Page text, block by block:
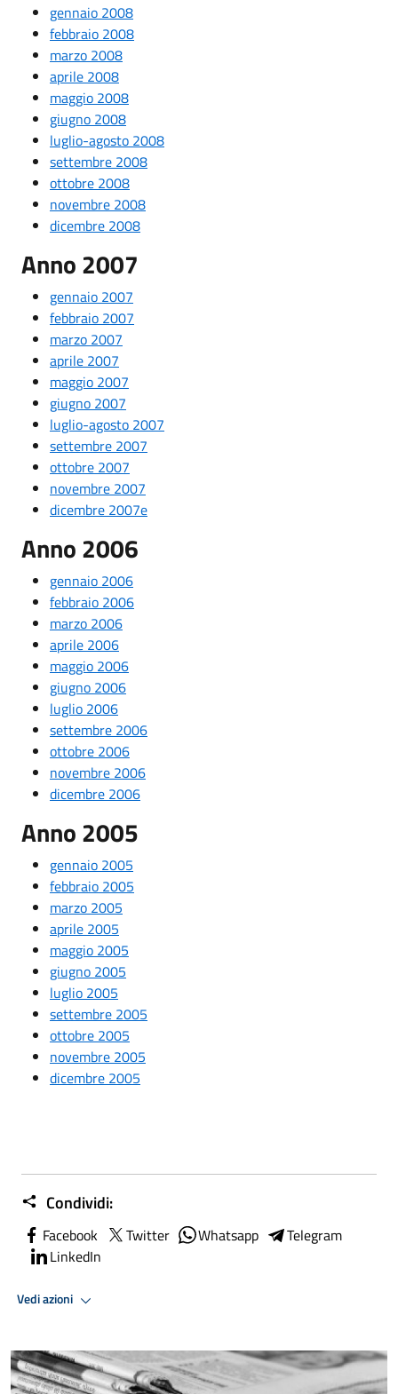
gennaio 2008
febbraio 2008
marzo 2008
aprile 2008
maggio 2008
giugno 2008
luglio-agosto 2008
settembre 2008
ottobre 2008
novembre 2008
dicembre 2008
Anno 2007
gennaio 2007
febbraio 2007
marzo 2007
aprile 2007
maggio 2007
giugno 2007
luglio-agosto 2007
settembre 2007
ottobre 2007
novembre 2007
dicembre 2007e
Anno 2006
gennaio 2006
febbraio 2006
marzo 2006
aprile 2006
maggio 2006
giugno 2006
luglio 2006
settembre 2006
ottobre 2006
novembre 2006
dicembre 2006
Anno 2005
gennaio 2005
febbraio 2005
marzo 2005
aprile 2005
maggio 2005
giugno 2005
luglio 2005
settembre 2005
ottobre 2005
novembre 2005
dicembre 2005
Condividi:
Facebook Twitter Whatsapp
Telegram
LinkedIn
Vedi azioni